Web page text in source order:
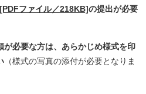
ファイル／218KB]の提出が必要
必要な方は、あらかじめ様式を印
（様式の写真の添付が必要となりま